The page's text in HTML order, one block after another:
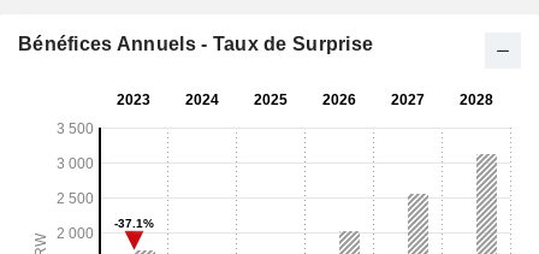
Bénéfices Annuels - Taux de Surprise